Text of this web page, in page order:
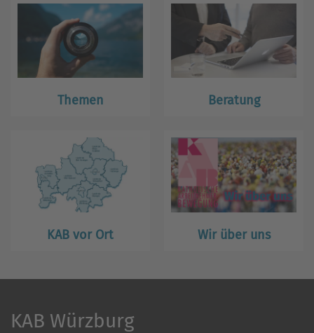
Themen Beratung
KAB vor Ort Wir über uns
KAB Würzburg